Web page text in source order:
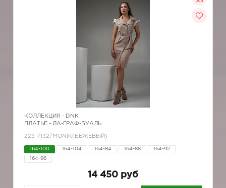
КОЛЛЕКЦИЯ - DNK
ПЛАТЬЕ - ЛА-ГРАФ-БУАЛЬ
223-7132/MONIK(БЕЖЕВЫЙ)
164-100 164-104 164-84 164-88 164-92
164-96
14 450 руб